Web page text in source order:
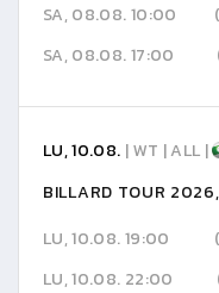
SA, 08.08. 10:00
SA, 08.08. 17:00
LU, 10.08. | WT | ALL |
BILLARD TOUR
LU, 10.08. 19:00
LU, 10.08. 22:00